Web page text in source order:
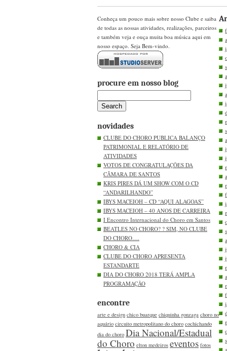
Conheça um pouco mais sobre nosso Clube e saiba
de todas as nossas atividades, realizações, parceiros
e também veja e ouça muita boa música aqui em
nosso espaço. Seja Bem-vindo.
procure em nosso blog
novidades
CLUBE DO CHORO PUBLICA BALANÇO
PATRIMONIAL E RELATÓRIO DE
ATIVIDADES
VOTOS DE CONGRATULAÇÕES DA
CÂMARA DE SANTOS
KRIS PIRES DÁ UM SHOW COM O CD
“ANDARILHANDO”
IBYS MACEIOH – CD “AQUI ALAGOAS”
IBYS MACEIOH – 40 ANOS DE CARREIRA
I Encontro Internacional do Choro em Santos
BEATLES NO CHORO? ? SIM, NO CLUBE
DO CHORO….
CHORO & CIA
CLUBE DO CHORO APRESENTA
ESTANDARTE
DIA DO CHORO 2018 TERÁ AMPLA
PROGRAMAÇÃO
encontre
arte e design chico buarque chiquinha gonzaga choro no
aquário circuito metropolitano do choro cochichando
dia do choro Dia Nacional/Estadual
do Choro elton medeiros eventos fotos